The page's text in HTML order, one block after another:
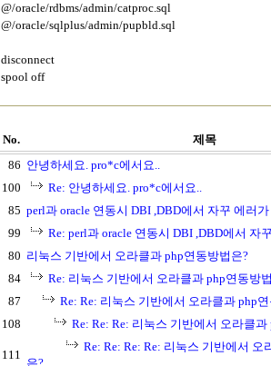
@/oracle/rdbms/admin/catproc.sql
@/oracle/sqlplus/admin/pupbld.sql
disconnect
spool off
No.
제목
86 안녕하세요. pro*c에서요..
100
Re: 안녕하세요. pro*c에서요..
85 perl과 oracle 연동시 DBI ,DBD에서 자꾸 에러
99
Re: perl과 oracle 연동시 DBI ,DBD에서 자
80 리눅스 기반에서 오라클과 php연동방법은?
84
Re: 리눅스 기반에서 오라클과 php연동방
87
Re: Re: 리눅스 기반에서 오라클과 php
108
Re: Re: Re: 리눅스 기반에서 오라클
111
Re: Re: Re: Re: 리눅스 기반에서 오
은?